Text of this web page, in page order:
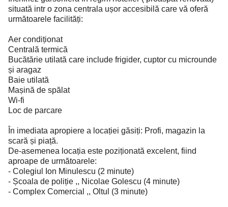
situată intr o zona centrala ușor accesibilă care vă oferă
următoarele facilități:
Aer condiționat
Centrală termică
Bucătărie utilată care include frigider, cuptor cu microunde
și aragaz
Baie utilată
Mașină de spălat
Wi-fi
Loc de parcare
În imediata apropiere a locației găsiți: Profi, magazin la
scară și piață.
De-asemenea locația este poziționată excelent, fiind
aproape de următoarele:
- Colegiul Ion Minulescu (2 minute)
- Școala de poliție ,, Nicolae Golescu (4 minute)
- Complex Comercial ,, Oltul (3 minute)